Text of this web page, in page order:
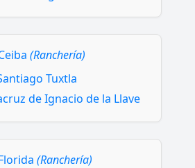
(Ranchería)
Tuxtla
de Ignacio de la Llave
(Ranchería)